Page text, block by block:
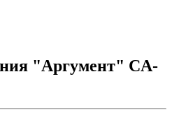
"Аргумент" CA-